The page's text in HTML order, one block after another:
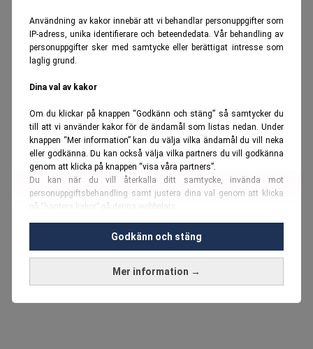
Användning av kakor innebär att vi behandlar personuppgifter som
IP-adress, unika identifierare och beteendedata. Vår behandling av
personuppgifter sker med samtycke eller berättigat intresse som
laglig grund.
Dina val av kakor
Om du klickar på knappen “Godkänn och stäng” så samtycker du
till att vi använder kakor för de ändamål som listas nedan. Under
knappen “Mer information” kan du välja vilka ändamål du vill neka
eller godkänna. Du kan också välja vilka partners du vill godkänna
genom att klicka på knappen “visa våra partners”.
Du kan när du vill återkalla ditt samtycke, invända mot
personuppgiftsbehandling samt justera dina val genom att klicka
på “hantera kakor” på denna webbplats.
Du kan fördjupa dig ytterligare i vårcookie-policy
Vi använder kakor och personuppgifter för dessa syften:
Nödvändiga cookies och liknande tekniker, anpassning av
Mer information →
Godkänn och stäng